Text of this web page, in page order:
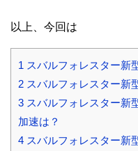
以上、今回は
1 スバルフォレスター新
2 スバルフォレスター新
3 スバルフォレスター新
加速は？
4 スバルフォレスター新